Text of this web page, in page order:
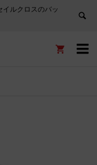
イルクロスのバッ

